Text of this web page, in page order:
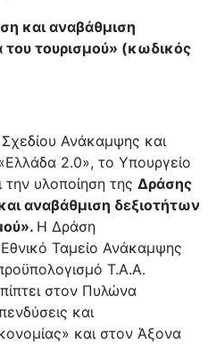
και αναβάθμιση
τουρισμού» (κωδικός
Ανάκαμψης και
2.0», το Υπουργείο
την υλοποίηση της Δράσης
αναβάθμιση δεξιοτήτων
Η Δράση
Ταμείο Ανάκαμψης
Τ.Α.Α.
στον Πυλώνα
και
και στον Άξονα